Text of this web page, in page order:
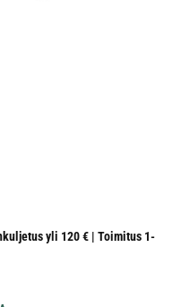
yli 120 € | Toimitus 1-